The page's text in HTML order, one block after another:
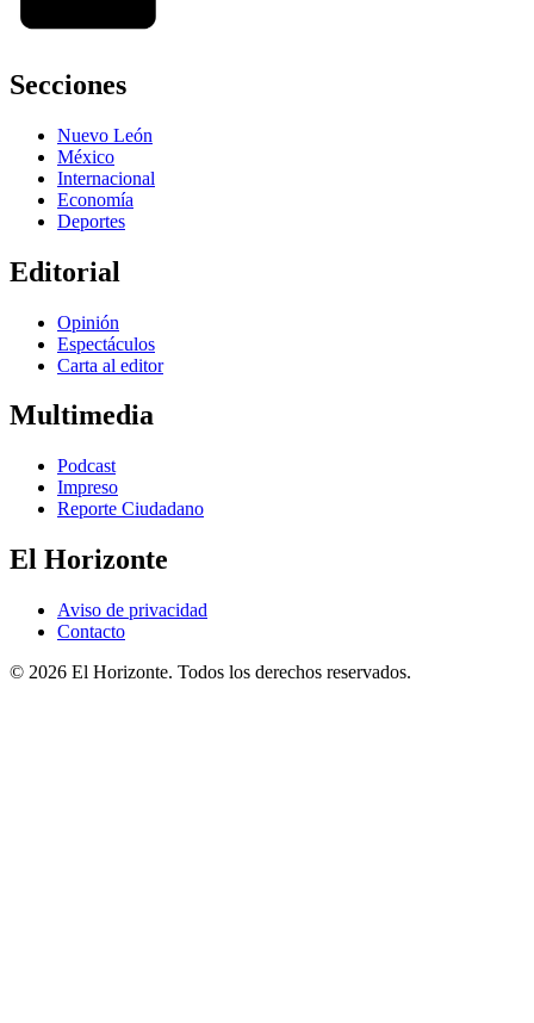
Secciones
Nuevo León
México
Internacional
Economía
Deportes
Editorial
Opinión
Espectáculos
Carta al editor
Multimedia
Podcast
Impreso
Reporte Ciudadano
El Horizonte
Aviso de privacidad
Contacto
© 2026 El Horizonte. Todos los derechos reservados.